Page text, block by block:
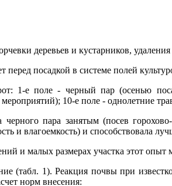
деревьев и кустарни­ков,
посадкой в системе полей
1-е поле - черный пар (осенью
10-е поле - однолетние
пара занятым (посев
и влагоемкость) и способствовала
и малых размерах участка этот опыт
(табл. 1). Реакция почвы при
норм внесения: